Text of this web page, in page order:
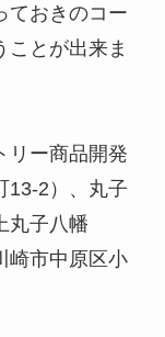
ておきのコー
ことが出来ま
リー商品開発
13-2）、丸子
丸子八幡
崎市中原区小